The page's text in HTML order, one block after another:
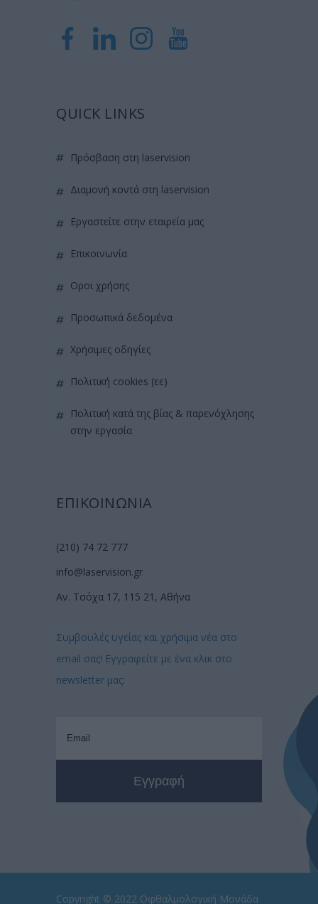
QUICK LINKS
πρόσβαση στη laservision
διαμονή κοντά στη laservision
εργαστείτε στην εταιρεία μας
επικοινωνία
όροι χρήσης
προσωπικά δεδομένα
χρήσιμες οδηγίες
πολιτική cookies (εε)
πολιτική κατά της βίας & παρενόχλησης
στην εργασία
ΕΠΙΚΟΙΝΩΝΙΑ
(210) 74 72 777
info@laservision.gr
Αν. Τσόχα 17, 115 21, Αθήνα
Συμβουλές υγείας και χρήσιμα νέα στο
email σας! Εγγραφείτε με ένα κλικ στο
newsletter μας:
Copyright © 2022 Οφθαλμολογική Μονάδα